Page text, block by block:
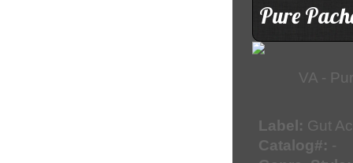
Pure
VA -
Label: Gut
Catalog#: -